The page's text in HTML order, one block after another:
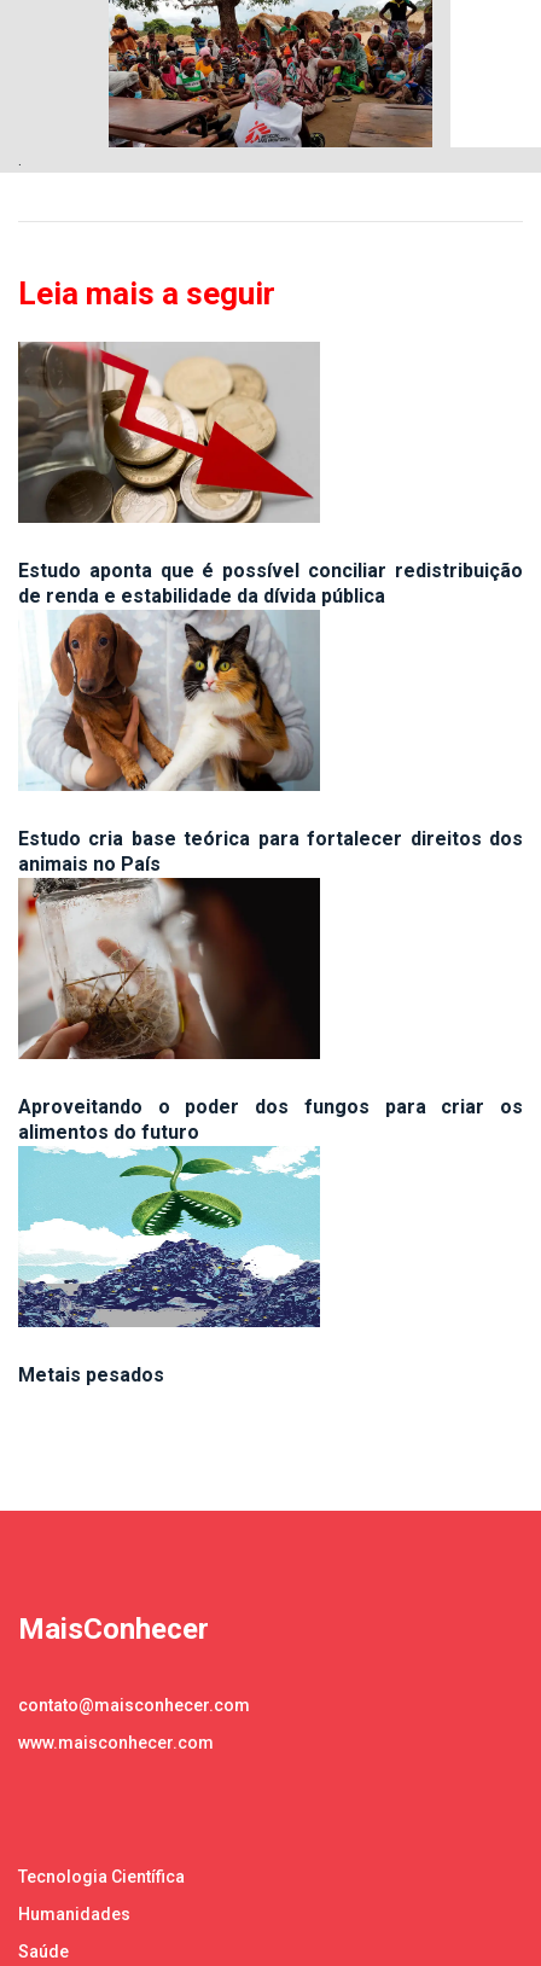
Leia mais a seguir
Estudo aponta que é possível conciliar redistribuição
de renda e estabilidade da dívida pública
Estudo cria base teórica para fortalecer direitos dos
animais no País
Aproveitando o poder dos fungos para criar os
alimentos do futuro
Metais pesados
MaisConhecer
contato@maisconhecer.com
www.maisconhecer.com
Tecnologia Científica
Humanidades
Saúde